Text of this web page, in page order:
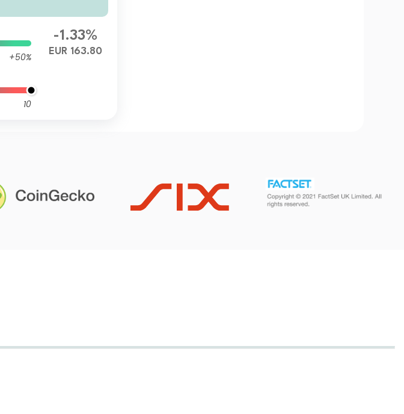
+50%
10
-1.33%
EUR 163.80